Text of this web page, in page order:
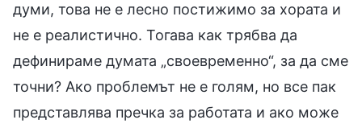
думи, това не е лесно постижимо за хората и
не е реалистично. Тогава как трябва да
дефинираме думата „своевременно“, за да сме
точни? Ако проблемът не е голям, но все пак
представлява пречка за работата и ако може